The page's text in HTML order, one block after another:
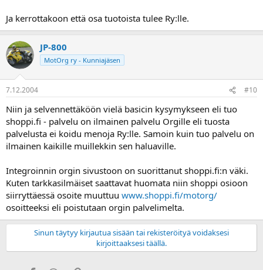
Ja kerrottakoon että osa tuotoista tulee Ry:lle.
JP-800
MotOrg ry - Kunniajäsen
7.12.2004 #10
Niin ja selvennettäköön vielä basicin kysymykseen eli tuo
shoppi.fi - palvelu on ilmainen palvelu Orgille eli tuosta
palvelusta ei koidu menoja Ry:lle. Samoin kuin tuo palvelu on
ilmainen kaikille muillekkin sen haluaville.
Integroinnin orgin sivustoon on suorittanut shoppi.fi:n väki.
Kuten tarkkasilmäiset saattavat huomata niin shoppi osioon
siirryttäessä osoite muuttuu www.shoppi.fi/motorg/
osoitteeksi eli poistutaan orgin palvelimelta.
Sinun täytyy kirjautua sisään tai rekisteröityä voidaksesi
kirjoittaaksesi täällä.